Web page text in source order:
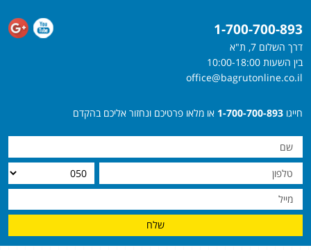
1-700-700-893
דרך השלום 7, ת"א
בין השעות 10:00-18:00
office@bagrutonline.co.il
חייגו 1-700-700-893 או מלאו פרטיכם ונחזור אליכם בהקדם
שלח